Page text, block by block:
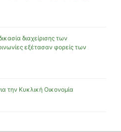
διαχείρισης των
εξέτασαν φορείς των
την Κυκλική Οικονομία